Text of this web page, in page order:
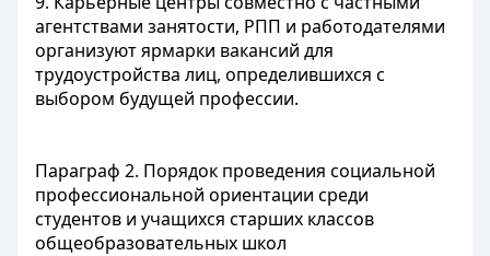
агентствами занятости, РПП и работодателями
организуют ярмарки вакансий для
трудоустройства лиц, определившихся с
выбором будущей профессии.
Параграф 2. Порядок проведения социальной
профессиональной ориентации среди
студентов и учащихся старших классов
общеобразовательных школ